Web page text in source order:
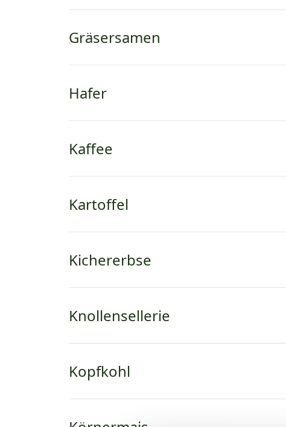
Gräsersamen
Hafer
Kaffee
Kartoffel
Kichererbse
Knollensellerie
Kopfkohl